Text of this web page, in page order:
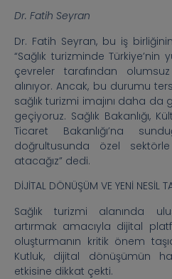
Dr. Fatih Seyran
Dr. Fatih Seyran, bu iş
“Sağlık turizminde Türkiye’nin
çevreler tarafından
alınıyor. Ancak, bu durumu
sağlık turizmi imajını daha
geçiyoruz. Sağlık Bakanlığı,
Ticaret Bakanlığı’na
doğrultusunda özel
atacağız” dedi.
DİJİTAL DÖNÜŞÜM VE YENİ NESİL
Sağlık turizmi alanında
artırmak amacıyla dijital
oluşturmanın kritik önem
Kutluk, dijital dönüşümün
etkisine dikkat çekti.